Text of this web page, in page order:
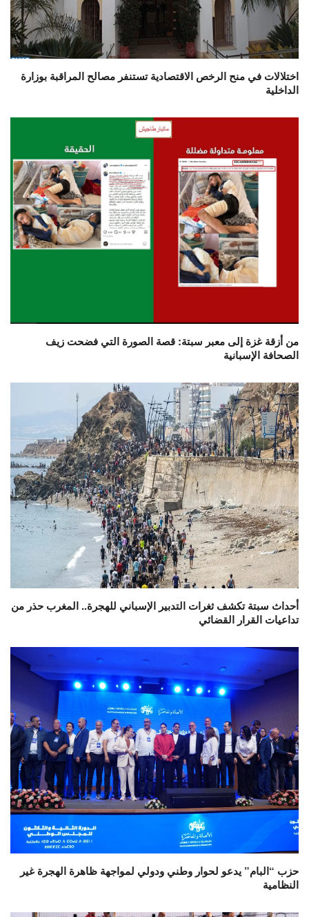
اختلالات في منح الرخص الاقتصادية تستنفر مصالح المراقبة بوزارة
الداخلية
من أزقة غزة إلى معبر سبتة: قصة الصورة التي فضحت زيف
الصحافة الإسبانية
أحداث سبتة تكشف ثغرات التدبير الإسباني للهجرة.. المغرب حذر من
تداعيات القرار القضائي
حزب “البام” يدعو لحوار وطني ودولي لمواجهة ظاهرة الهجرة غير
النظامية